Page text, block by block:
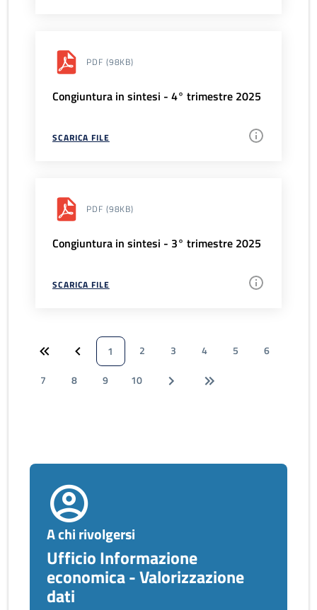
PDF (98KB)
Congiuntura in sintesi - 4° trimestre 2025
SCARICA FILE
PDF (98KB)
Congiuntura in sintesi - 3° trimestre 2025
SCARICA FILE
1 2 3 4 5
6
7
8 9 10
A chi rivolgersi
Ufficio Informazione
economica - Valorizzazione
dati